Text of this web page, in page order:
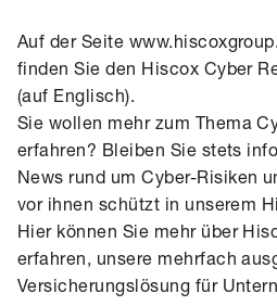
Auf der Seite
finden Sie den Hiscox Cyber
(auf Englisch)
Sie wollen mehr zum Thema
erfahren? Bleiben Sie stets
News rund um Cyber-Risiken
vor ihnen schützt in unserem
Hier können Sie mehr über
erfahren, unsere mehrfach
Versicherungslösung für